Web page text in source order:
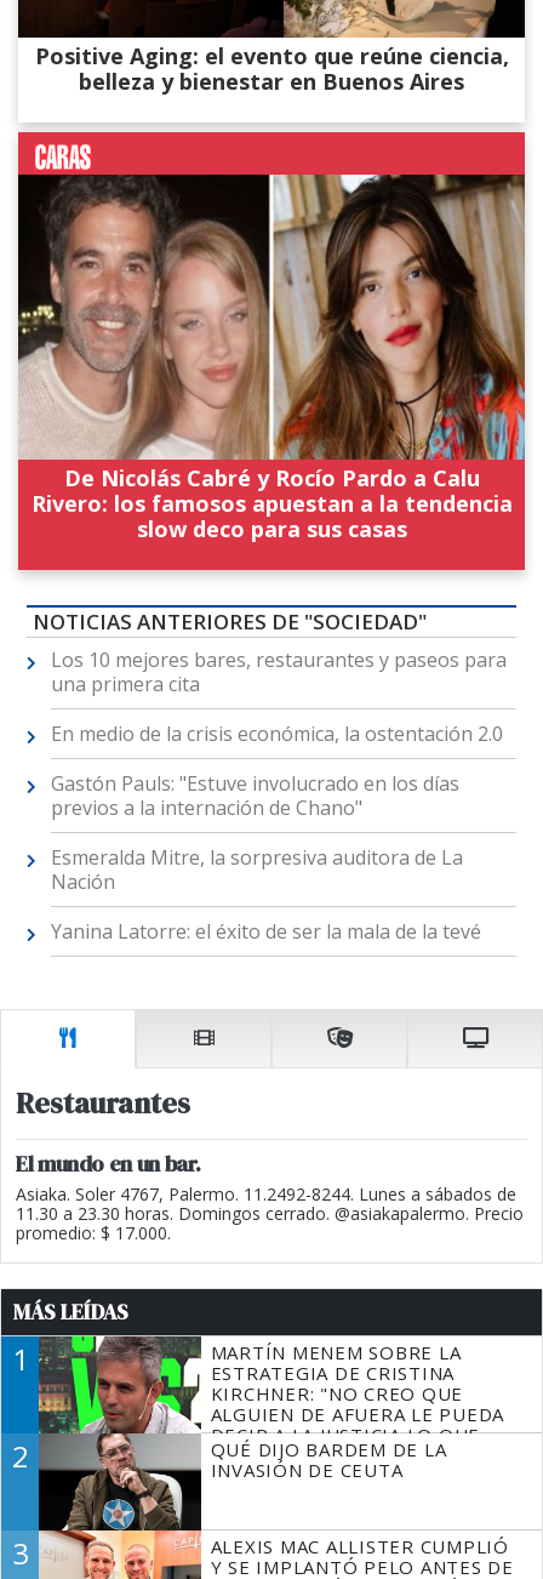
Positive Aging: el evento que reúne ciencia,
belleza y bienestar en Buenos Aires
De Nicolás Cabré y Rocío Pardo a Calu
Rivero: los famosos apuestan a la tendencia
slow deco para sus casas
NOTICIAS ANTERIORES DE "SOCIEDAD"
Los 10 mejores bares, restaurantes y paseos para
una primera cita
En medio de la crisis económica, la ostentación 2.0
Gastón Pauls: "Estuve involucrado en los días
previos a la internación de Chano"
Esmeralda Mitre, la sorpresiva auditora de La
Nación
Yanina Latorre: el éxito de ser la mala de la tevé
Restaurantes
El mundo en un bar.
Asiaka. Soler 4767, Palermo. 11.2492-8244. Lunes a sábados de
11.30 a 23.30 horas. Domingos cerrado. @asiakapalermo. Precio
promedio: $ 17.000.
MÁS LEÍDAS
1
MARTÍN MENEM SOBRE LA
ESTRATEGIA DE CRISTINA
KIRCHNER: "NO CREO QUE
ALGUIEN DE AFUERA LE PUEDA
DECIR A LA JUSTICIA LO QUE
TIENE QUE HACER"
2
QUÉ DIJO BARDEM DE LA
INVASIÓN DE CEUTA
3
ALEXIS MAC ALLISTER CUMPLIÓ
Y SE IMPLANTÓ PELO ANTES DE